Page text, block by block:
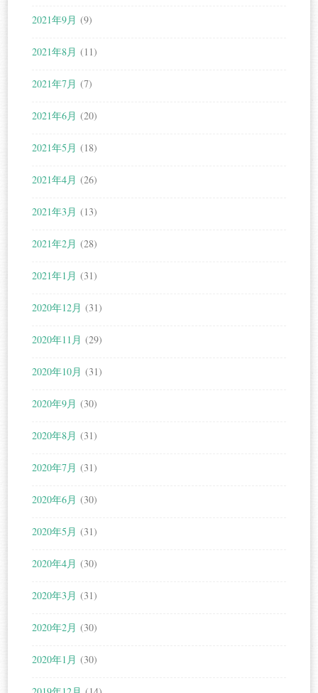
2021年9月 (9)
2021年8月 (11)
2021年7月 (7)
2021年6月 (20)
2021年5月 (18)
2021年4月 (26)
2021年3月 (13)
2021年2月 (28)
2021年1月 (31)
2020年12月 (31)
2020年11月 (29)
2020年10月 (31)
2020年9月 (30)
2020年8月 (31)
2020年7月 (31)
2020年6月 (30)
2020年5月 (31)
2020年4月 (30)
2020年3月 (31)
2020年2月 (30)
2020年1月 (30)